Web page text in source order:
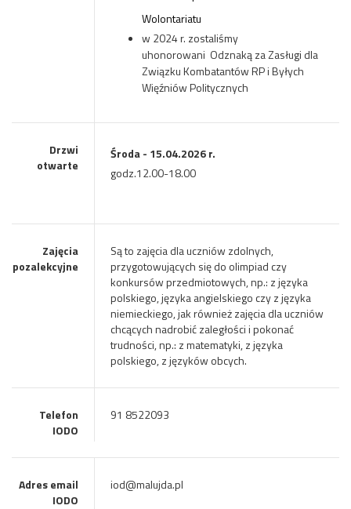
Wolontariatu
w 2024 r. zostaliśmy
uhonorowani Odznaką za Zasługi dla
Związku Kombatantów RP i Byłych
Więźniów Politycznych
Drzwi
otwarte
Środa - 15.04.2026 r.
godz.12.00-18.00
Zajęcia
pozalekcyjne
Są to zajęcia dla uczniów zdolnych,
przygotowujących się do olimpiad czy
konkursów przedmiotowych, np.: z języka
polskiego, języka angielskiego czy z języka
niemieckiego, jak również zajęcia dla uczniów
chcących nadrobić zaległości i pokonać
trudności, np.: z matematyki, z języka
polskiego, z języków obcych.
Telefon
IODO
91 8522093
Adres email
IODO
iod@malujda.pl